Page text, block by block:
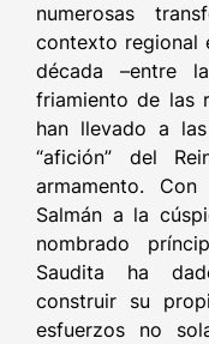
numerosas
contexto regional
década –entre
friamiento de las
han llevado a
“afición” del
armamento.
Salmán a la
nombrado
Saudita ha
construir su
esfuerzos no